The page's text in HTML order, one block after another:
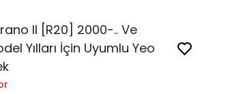
II [R20] 2000-.. Ve
Yılları İçin Uyumlu Yeo